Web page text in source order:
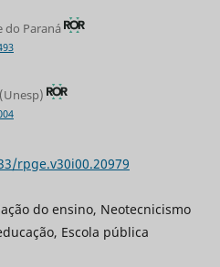
do Paraná
rpge.v30i00.20979
do ensino, Neotecnicismo
Escola pública